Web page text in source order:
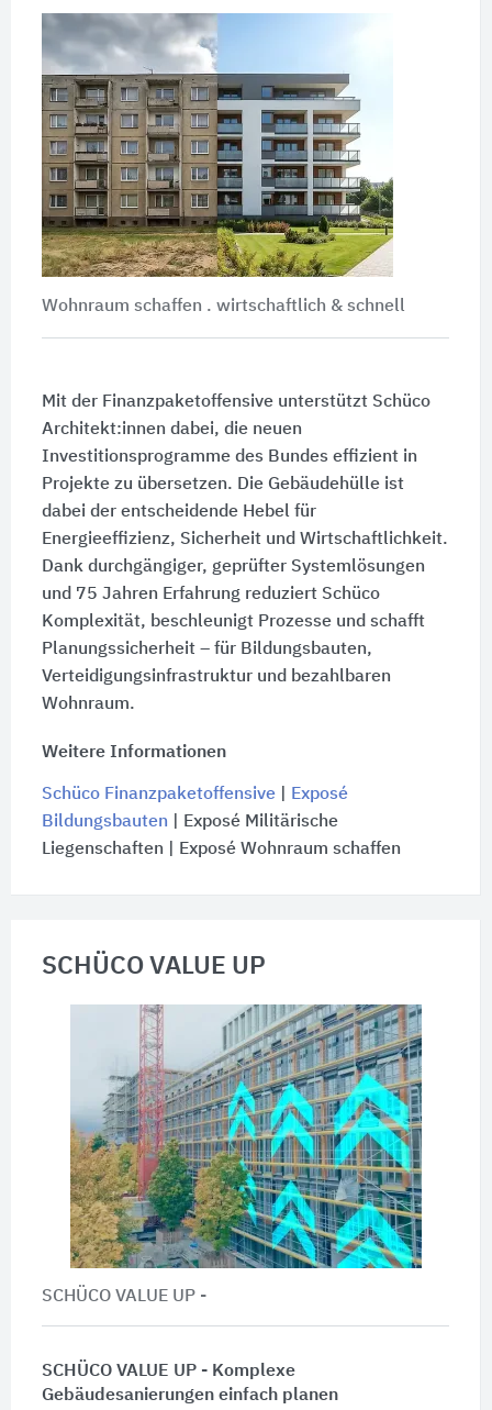
Wohnraum schaffen . wirtschaftlich & schnell
Mit der Finanzpaketoffensive unterstützt Schüco
Architekt:innen dabei, die neuen
Investitionsprogramme des Bundes effizient in
Projekte zu übersetzen. Die Gebäudehülle ist
dabei der entscheidende Hebel für
Energieeffizienz, Sicherheit und Wirtschaftlichkeit.
Dank durchgängiger, geprüfter Systemlösungen
und 75 Jahren Erfahrung reduziert Schüco
Komplexität, beschleunigt Prozesse und schafft
Planungssicherheit – für Bildungsbauten,
Verteidigungsinfrastruktur und bezahlbaren
Wohnraum.
Weitere Informationen
Schüco Finanzpaketoffensive|
Exposé
Bildungsbauten
| Exposé Militärische
Liegenschaften | Exposé Wohnraum schaffen
SCHÜCO VALUE UP
SCHÜCO VALUE UP -
SCHÜCO VALUE UP - Komplexe
Gebäudesanierungen einfach planen